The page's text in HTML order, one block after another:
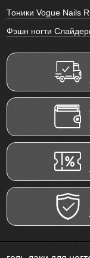
Тоники Vogue Nails
Фэшн ногти